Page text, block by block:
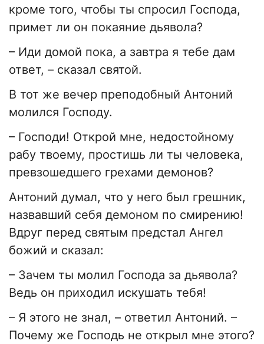
кроме того, чтобы ты спросил Господа,
примет ли он покаяние дьявола?
– Иди домой пока, а завтра я тебе дам
ответ, – сказал святой.
В тот же вечер преподобный Антоний
молился Господу.
– Господи! Открой мне, недостойному
рабу твоему, простишь ли ты человека,
превзошедшего грехами демонов?
Антоний думал, что у него был грешник,
назвавший себя демоном по смирению!
Вдруг перед святым предстал Ангел
божий и сказал:
– Зачем ты молил Господа за дьявола?
Ведь он приходил искушать тебя!
– Я этого не знал, – ответил Антоний. –
Почему же Господь не открыл мне этого?